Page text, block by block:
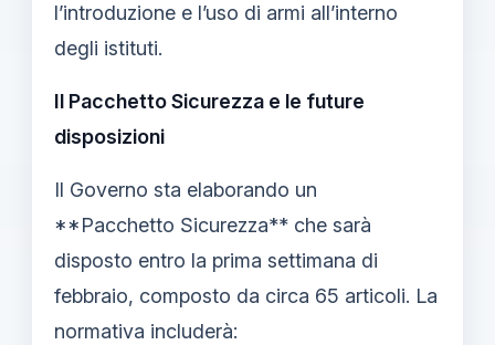
l’introduzione e l’uso di armi all’interno
degli istituti.
Il Pacchetto Sicurezza e le future
disposizioni
Il Governo sta elaborando un
**Pacchetto Sicurezza** che sarà
disposto entro la prima settimana di
febbraio, composto da circa 65 articoli. La
normativa includerà: